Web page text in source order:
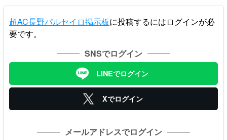
超AC長野パルセイロ掲示板に投稿するにはログインが必
要です。
SNSでログイン
LINEでログイン
Xでログイン
メールアドレスでログイン